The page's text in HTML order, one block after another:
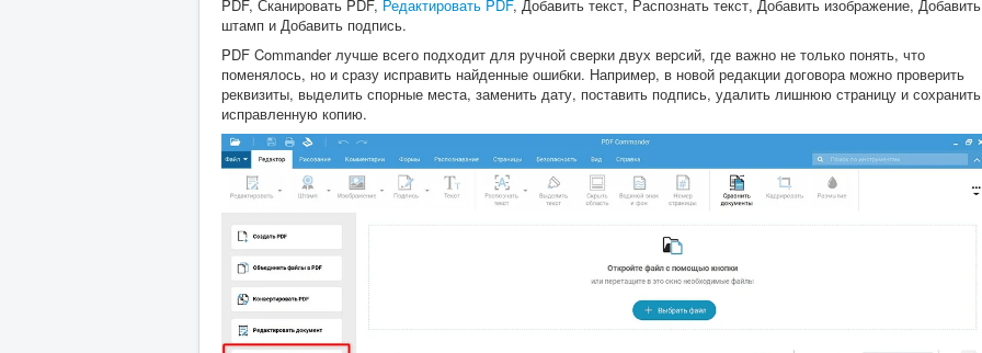
PDF, Сканировать PDF, Редактировать PDF, Добавить текст, Распознать текст, Добавить изображение, Добавить
штамп и Добавить подпись.
PDF Commander лучше всего подходит для ручной сверки двух версий, где важно не только понять, что
поменялось, но и сразу исправить найденные ошибки. Например, в новой редакции договора можно проверить
реквизиты, выделить спорные места, заменить дату, поставить подпись, удалить лишнюю страницу и сохранить
исправленную копию.